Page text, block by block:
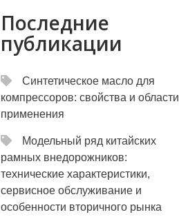
Последние
публикации
Синтетическое масло для
компрессоров: свойства и области
применения
Модельный ряд китайских
рамных внедорожников:
технические характеристики,
сервисное обслуживание и
особенности вторичного рынка